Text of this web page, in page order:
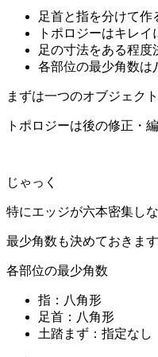
足首と指を分けて作
トポロジーはキレイ
足の寸法をある程度
各部位の最少角数は
まずは一つのオブジェク
トポロジーは後の修正・
じゃっく
特にエッジが六本密集し
最少角数も決めておきます
各部位の最少角数
指：八角形
足首：八角形
土踏まず：指定なし